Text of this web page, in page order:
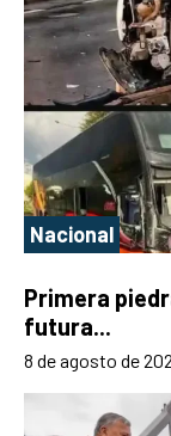
Nacional
Primera
futura...
8 de agosto de